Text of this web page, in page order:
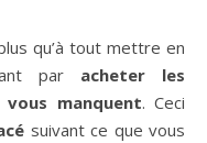
qu’à tout mettre en
par acheter les
manquent. Ceci
suivant ce que vous